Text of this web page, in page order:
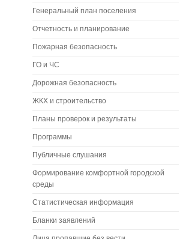
Генеральный план поселения
Отчетность и планирование
Пожарная безопасность
ГО и ЧС
Дорожная безопасность
ЖКХ и строительство
Планы проверок и результаты
Программы
Публичные слушания
Формирование комфортной городской
среды
Статистическая информация
Бланки заявлений